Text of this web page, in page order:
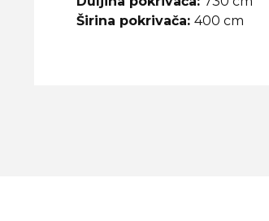
Širina pokrivača: 400 cm